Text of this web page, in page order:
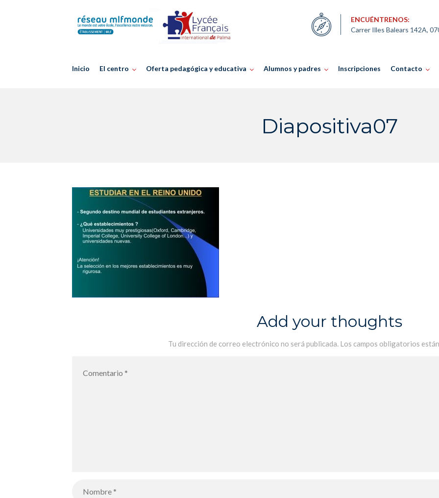
ENCUÉNTRENOS:
Carrer Illes Balears 142A,
Inicio El centro Oferta pedagógica y educativa Alumnos y padres Inscripciones Contacto
Diapositiva07
Add your thoughts
Tu dirección de correo electrónico no será publicada. Los campos obligatorios